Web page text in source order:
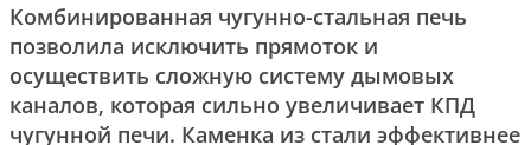
Комбинированная чугунно-стальная печь
позволила исключить прямоток и
осуществить сложную систему дымовых
каналов, которая сильно увеличивает КПД
чугунной печи. Каменка из стали эффективнее